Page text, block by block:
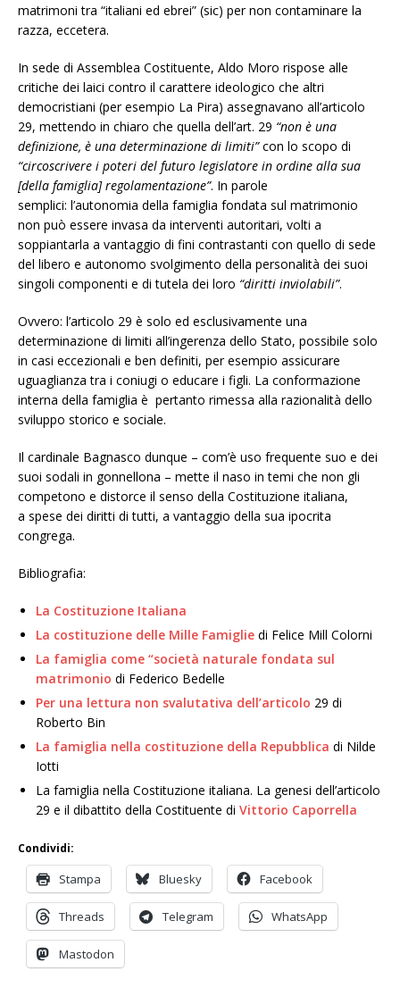
matrimoni tra “italiani ed ebrei” (sic) per non contaminare la
razza, eccetera.
In sede di Assemblea Costituente, Aldo Moro rispose alle
critiche dei laici contro il carattere ideologico che altri
democristiani (per esempio La Pira) assegnavano all’articolo
29, mettendo in chiaro che quella dell’art. 29 “non è una
definizione, è una determinazione di limiti”con lo scopo di
“circoscrivere i poteri del futuro legislatore in ordine alla sua
[della famiglia] regolamentazione”. In parole
semplici: l’autonomia della famiglia fondata sul matrimonio
non può essere invasa da interventi autoritari, volti a
soppiantarla a vantaggio di fini contrastanti con quello di sede
del libero e autonomo svolgimento della personalità dei suoi
singoli componenti e di tutela dei loro “diritti inviolabili”.
Ovvero: l’articolo 29 è solo ed esclusivamente una
determinazione di limiti all’ingerenza dello Stato, possibile solo
in casi eccezionali e ben definiti, per esempio assicurare
uguaglianza tra i coniugi o educare i figli. La conformazione
interna della famiglia è pertanto rimessa alla razionalità dello
sviluppo storico e sociale.
Il cardinale Bagnasco dunque – com’è uso frequente suo e dei
suoi sodali in gonnellona – mette il naso in temi che non gli
competono e distorce il senso della Costituzione italiana,
a spese dei diritti di tutti, a vantaggio della sua ipocrita
congrega.
Bibliografia:
La Costituzione Italiana
La costituzione delle Mille Famiglie di Felice Mill Colorni
La famiglia come “società naturale fondata sul
matrimonio di Federico Bedelle
Per una lettura non svalutativa dell’articolo 29 di
Roberto Bin
La famiglia nella costituzione della Repubblica di Nilde
Iotti
La famiglia nella Costituzione italiana. La genesi dell’articolo
29 e il dibattito della Costituente di Vittorio Caporrella
Condividi:
Stampa Bluesky Facebook
Threads Telegram WhatsApp
Mastodon